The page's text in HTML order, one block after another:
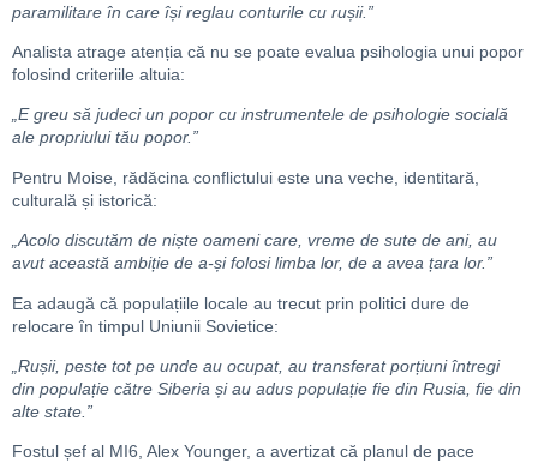
paramilitare în care își reglau conturile cu rușii.”
Analista atrage atenția că nu se poate evalua psihologia unui popor
folosind criteriile altuia:
„E greu să judeci un popor cu instrumentele de psihologie socială
ale propriului tău popor.”
Pentru Moise, rădăcina conflictului este una veche, identitară,
culturală și istorică:
„Acolo discutăm de niște oameni care, vreme de sute de ani, au
avut această ambiție de a-și folosi limba lor, de a avea țara lor.”
Ea adaugă că populațiile locale au trecut prin politici dure de
relocare în timpul Uniunii Sovietice:
„Rușii, peste tot pe unde au ocupat, au transferat porțiuni întregi
din populație către Siberia și au adus populație fie din Rusia, fie din
alte state.”
Fostul șef al MI6, Alex Younger, a avertizat că planul de pace